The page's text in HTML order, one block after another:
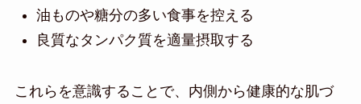
油ものや糖分の多い食事を控える
良質なタンパク質を適量摂取する
これらを意識することで、内側から健康的な肌づ